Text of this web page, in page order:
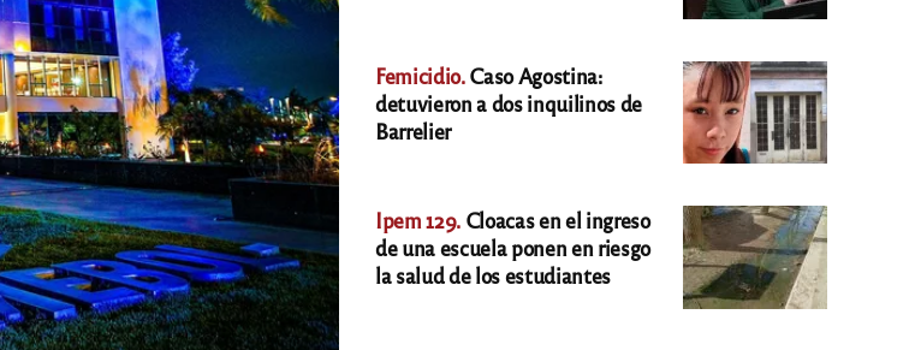
Femicidio.Caso Agostina:
detuvieron a dos inquilinos de
Barrelier
Ipem 129. Cloacas en el ingreso
de una escuela ponen en riesgo
la salud de los estudiantes